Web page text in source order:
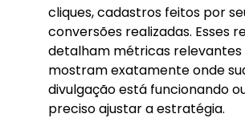
cliques, cadastros feitos por
conversões realizadas. Esses
detalham métricas relevantes
mostram exatamente onde
divulgação está funcionando
preciso ajustar a estratégia.